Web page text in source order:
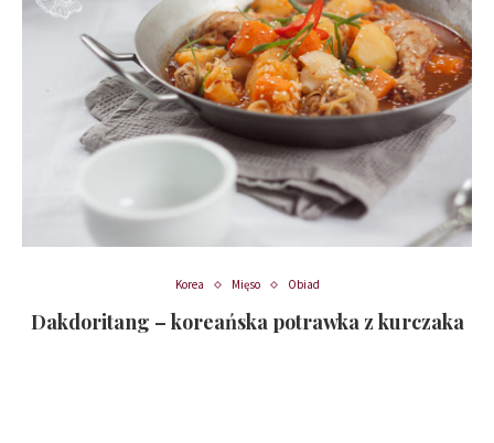
Korea Mięso Obiad
Dakdoritang – koreańska potrawka z kurczaka